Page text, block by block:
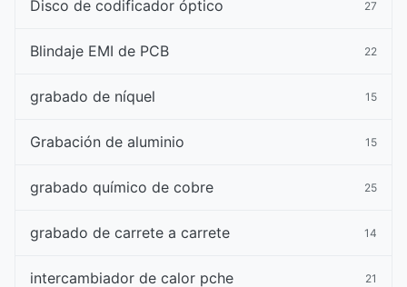
Disco de codificador óptico 27
Blindaje EMI de PCB 22
grabado de níquel 15
Grabación de aluminio 15
grabado químico de cobre 25
grabado de carrete a carrete 14
intercambiador de calor pche 21